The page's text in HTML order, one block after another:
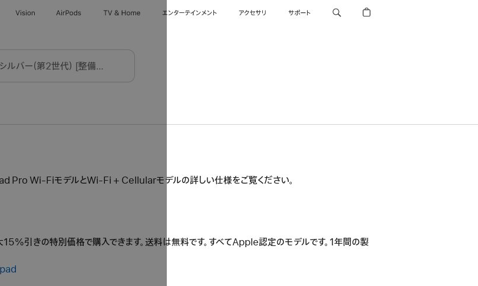
Vision AirPods TV & Home エンターテインメント アクセサリ サポート
iPad Pro Wi-FiモデルとWi-Fi + Cellularモデルの詳しい仕様をご覧ください。
引きの特別価格で購入できます。送料は無料です。すべてApple認定のモデルです。1年間の製